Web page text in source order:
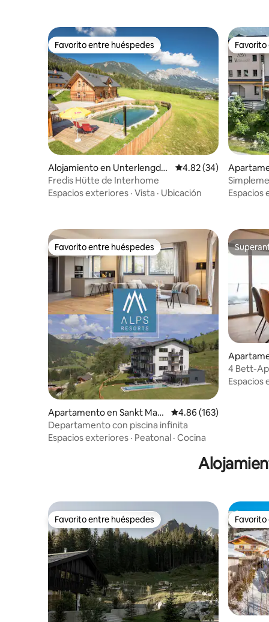
Favorito entre huéspedes
Favorito entre huéspedes
Alojamiento en Unterlengdor
f
Calificación
4.82 (34)
Fredis Hütte de Interhome
Espacios exteriores · Vista · Ubicación Espacios
Favorito entre huéspedes
Favorito entre huéspedes
Apartamento en Sankt Marti
n am Tennengebirge
Calificación promedio:
4.86 (163)
Departamento con piscina infinita
Espacios exteriores · Peatonal · Cocina
4 Bett-
Espacios
Favorito entre huéspedes
Favorito entre huéspedes Favorito